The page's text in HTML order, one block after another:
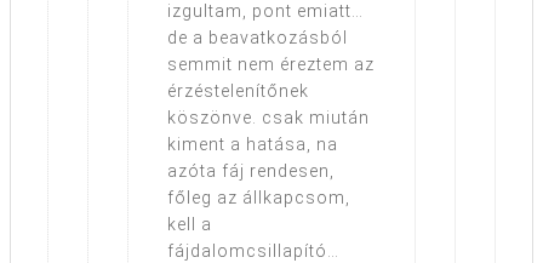
izgultam, pont emiatt…
de a beavatkozásból
semmit nem éreztem az
érzéstelenítőnek
köszönve. csak miután
kiment a hatása, na
azóta fáj rendesen,
főleg az állkapcsom,
kell a
fájdalomcsillapító…